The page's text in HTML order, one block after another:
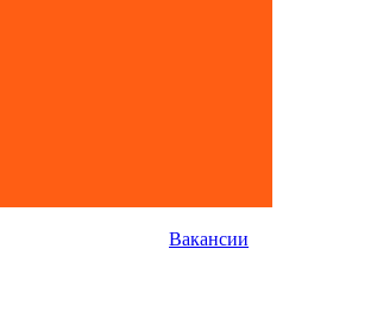
Вакансии